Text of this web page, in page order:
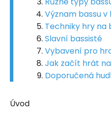
Význam bassu v
Techniky hry na
Slavní bassisté
Vybavení pro
Jak začít hrát
Doporučená
Úvod